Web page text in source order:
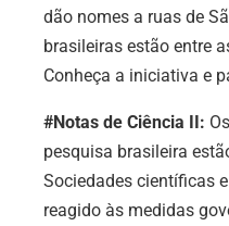
dão nomes a ruas de
brasileiras estão entre
Conheça a iniciativa e
#Notas de Ciência II:
pesquisa brasileira
Sociedades científicas
reagido às medidas